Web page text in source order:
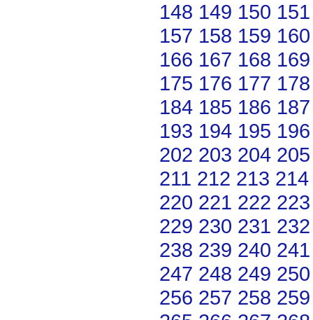
148 149 150 151
157 158 159 160
166 167 168 169
175 176 177 178
184 185 186 187
193 194 195 196
202 203 204 205
211 212 213 214
220 221 222 223
229 230 231 232
238 239 240 241
247 248 249 250
256 257 258 259